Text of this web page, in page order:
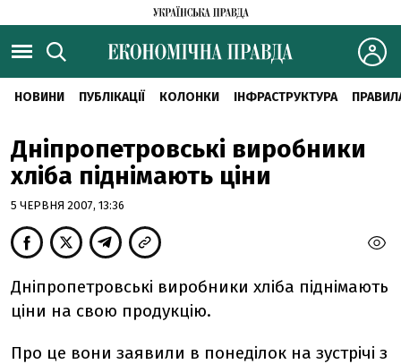
НОВИНИ ПУБЛІКАЦІЇ КОЛОНКИ ІНФРАСТРУКТУРА
Дніпропетровські виробники
хліба піднімають ціни
5 ЧЕРВНЯ 2007, 13:36
Дніпропетровські виробники хліба піднімають
ціни на свою продукцію.
Про це вони заявили в понеділок на зустрічі з